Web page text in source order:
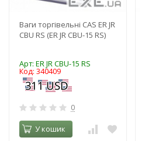
Ваги торгівельні CAS ER JR
CBU RS (ER JR CBU-15 RS)
Арт: ER JR CBU-15 RS
Код: 340409
0
У кошик